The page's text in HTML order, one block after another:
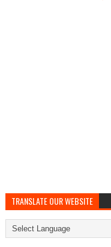
TRANSLATE OUR WEBSITE